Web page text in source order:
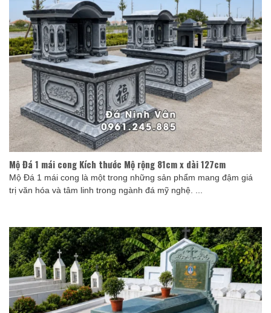
Mộ Đá 1 mái cong Kích thước Mộ rộng 81cm x dài 127cm
Mộ Đá 1 mái cong là một trong những sản phẩm mang đậm giá
trị văn hóa và tâm linh trong ngành đá mỹ nghệ. ...